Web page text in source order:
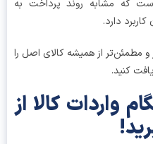
مشابه روند پرداخت به
دارد.
از همیشه کالای اصل را
کالا از